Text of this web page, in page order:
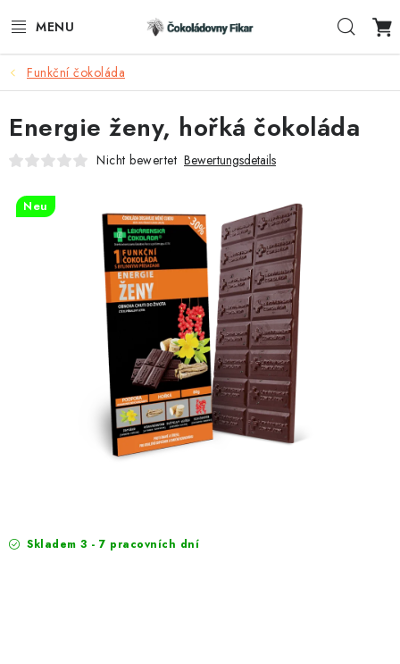
Inhalt
E-SHOP
WERBEARTIKEL
INFORMACE
BLOG
FUNKČNÍ ČOKOLÁDA
Geschäftsbedingungen
Funkční čokoláda
Skladem 3 - 7 pracovních dní
Energie ženy, hořká čokoláda
Nicht bewertet Bewertungsdetails
Neu